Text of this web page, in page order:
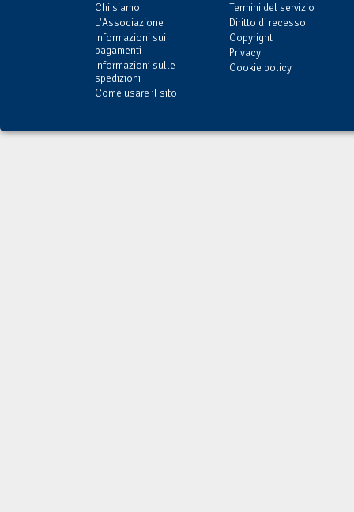
Chi siamo
L'Associazione
Informazioni sui
pagamenti
Informazioni sulle
spedizioni
Come usare il sito
Termini del servizio
Diritto di recesso
Copyright
Privacy
Cookie policy